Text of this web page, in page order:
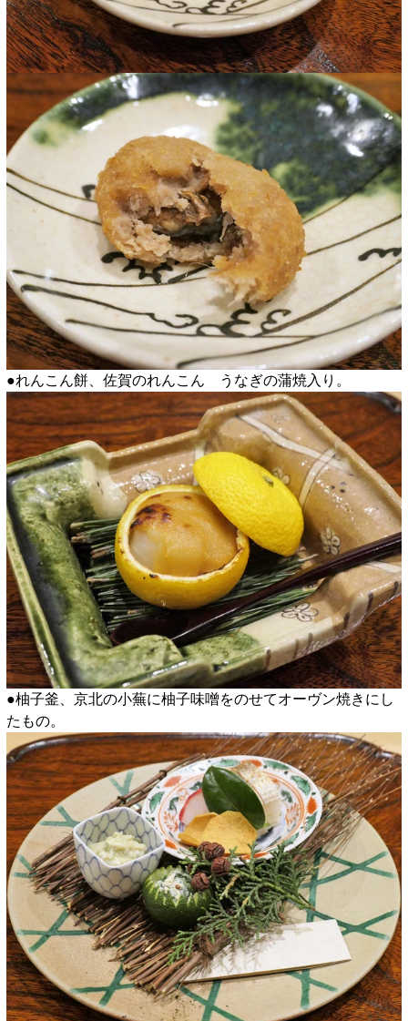
●れんこん餅、佐賀のれんこん うなぎの蒲焼入り。
●柚子釜、京北の小蕪に柚子味噌をのせてオーヴン焼きにし
たもの。